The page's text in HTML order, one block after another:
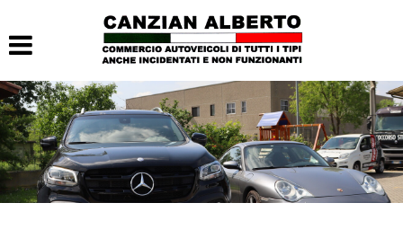
LISTA VEICOLI
ACQUISTIAMO USATO
CONTATTI